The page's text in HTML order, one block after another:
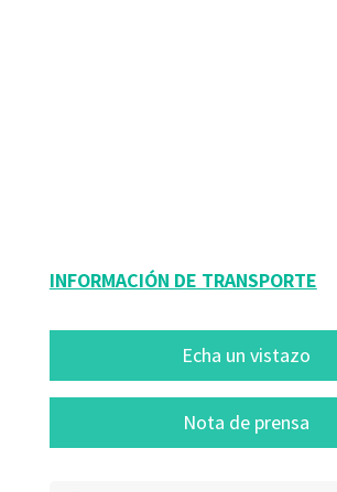
INFORMACIÓN DE TRANSPORTE
Echa un vistazo
Nota de prensa